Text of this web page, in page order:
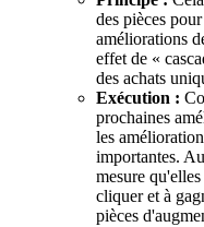
des pièces
améliorations
effet de «
des achats
Exécution :
prochaines
les
importantes.
mesure
cliquer et à
pièces